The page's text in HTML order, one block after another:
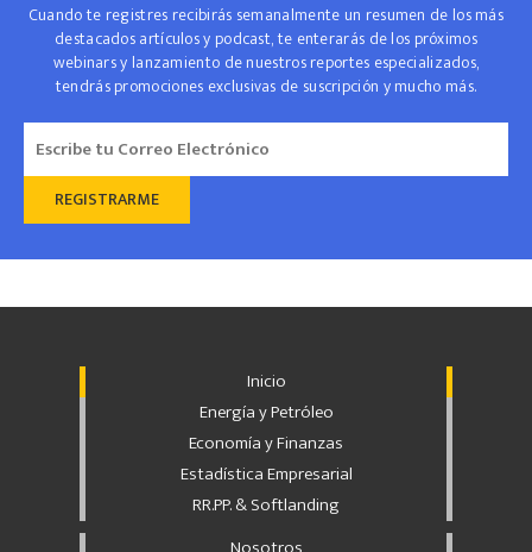
Cuando te registres recibirás semanalmente un resumen de los más
destacados artículos y podcast, te enterarás de los próximos
webinars y lanzamiento de nuestros reportes especializados,
tendrás promociones exclusivas de suscripción y mucho más.
Inicio
Energía y Petróleo
Economía y Finanzas
Estadística Empresarial
RR.PP. & Softlanding